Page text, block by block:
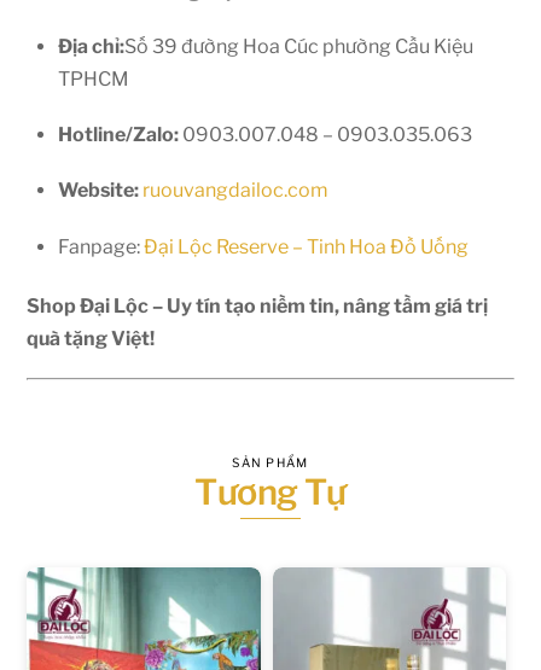
Địa chỉ:Số 39 đường Hoa Cúc phường Cầu Kiệu
TPHCM
Hotline/Zalo: 0903.007.048 – 0903.035.063
Website: ruouvangdailoc.com
Fanpage:Đại Lộc Reserve – Tinh Hoa Đồ Uống
Shop Đại Lộc – Uy tín tạo niềm tin, nâng tầm giá trị
quà tặng Việt!
SẢN PHẨM
Tương Tự